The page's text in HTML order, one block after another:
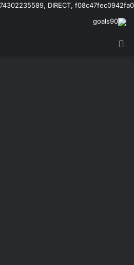
DIRECT, f08c47fec0942fa0